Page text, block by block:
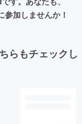
加しませんか！
らもチェックし